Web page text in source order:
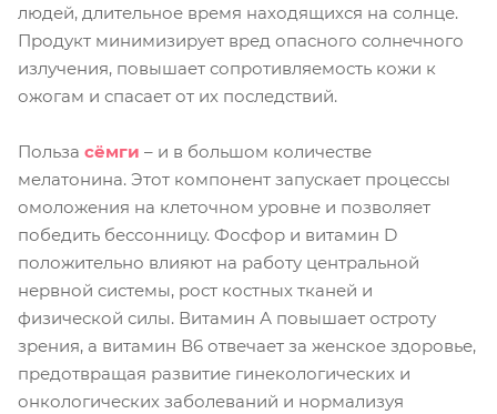
людей, длительное время находящихся на солнце.
Продукт минимизирует вред опасного солнечного
излучения, повышает сопротивляемость кожи к
ожогам и спасает от их последствий.
Польза сёмги – и в большом количестве
мелатонина. Этот компонент запускает процессы
омоложения на клеточном уровне и позволяет
победить бессонницу. Фосфор и витамин D
положительно влияют на работу центральной
нервной системы, рост костных тканей и
физической силы. Витамин А повышает остроту
зрения, а витамин В6 отвечает за женское здоровье,
предотвращая развитие гинекологических и
онкологических заболеваний и нормализуя